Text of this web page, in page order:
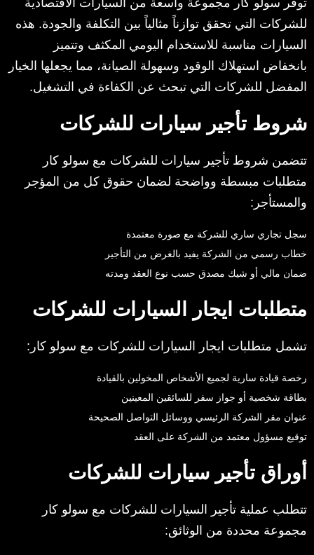
للشركات التي تحقق توازناً مثالياً بين التكلفة والجودة. هذه
السيارات مناسبة للاستخدام اليومي المكثف وتتميز
بانخفاض استهلاك الوقود وسهولة الصيانة، مما يجعلها الخيار
المفضل للشركات التي تبحث عن الكفاءة في التشغيل.
شروط تأجير سيارات للشركات
تتضمن شروط تأجير سيارات للشركات مع سولو كار
متطلبات مبسطة وواضحة لضمان حقوق كل من المؤجر
والمستأجر:
سجل تجاري ساري للشركة مع صورة معتمدة
خطاب رسمي من الشركة يفيد بالغرض من التأجير
ضمان مالي أو شيك مصدق حسب نوع العقد ومدته
متطلبات ايجار السيارات للشركات
تشمل متطلبات ايجار السيارات للشركات مع سولو كار:
رخصة قيادة سارية لجميع الأشخاص المخولين بالقيادة
بطاقة شخصية أو جواز سفر للسائقين المعينين
عنوان مقر الشركة الرئيسي ووسائل التواصل الصحيحة
توقيع مسؤول معتمد من الشركة على العقد
أوراق تأجير سيارات للشركات
تتطلب عملية تأجير السيارات للشركات مع سولو كار
مجموعة محددة من الوثائق: